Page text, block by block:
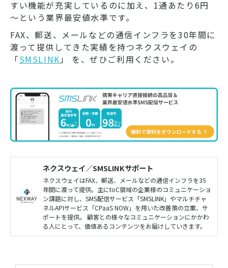
すい機能が充実しているのに加え、1通あたり6円
～という業界最安値水準です。
FAX、郵送、メールなどの通信インフラを30年間に
渡って提供してきた実績を持つネクスウェイの
「SMSLINK」 を、ぜひご利用ください。
ネクスウェイ／SMSLINKサポート
ネクスウェイはFAX、郵送、メールなどの通信インフラを35
年間に渡って提供。主にtoC領域の企業様のコミュニケーショ
ン課題に対し、SMS配信サービス「SMSLINK」やマルチチャ
ネルAPIサービス「CPaaS NOW」を用いた改善策の立案、サ
ポートを提供。 顧客との様々なコミュニケーションにかかわ
る人にとって、価値あるコンテンツをお届けしていきます。